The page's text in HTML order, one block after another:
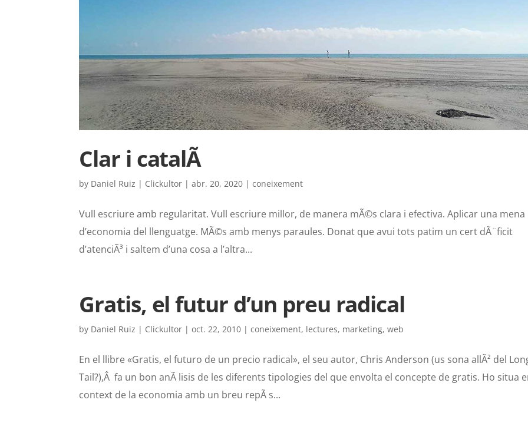
Clar i catalÃ
by Daniel Ruiz | Clickultor |abr. 20, 2020 |coneixement
Vull escriure amb regularitat. Vull escriure millor, de manera mÃ©s clara i efectiva. Aplicar una mena
d’economia del llenguatge. MÃ©s amb menys paraules. Donat que avui tots patim un cert dÃ¨ficit
d’atenciÃ³ i saltem d’una cosa a l’altra...
Gratis, el futur d’un preu radical
by Daniel Ruiz | Clickultor |oct. 22, 2010 |coneixement, lectures, marketing,web
En el llibre «Gratis, el futuro de un precio radical», el seu autor, Chris Anderson (us sona allÃ² del
Tail?),Â fa un bon anÃ lisis de les diferents tipologies del que envolta el concepte de gratis. Ho situa
context de la economia amb un breu repÃ s...